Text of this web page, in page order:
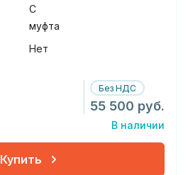
С
муфта
Нет
Без НДС
55 500 руб.
В наличии
Купить